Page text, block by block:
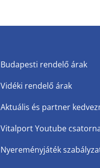
Budapesti rendelő árak
Vidéki rendelő árak
Aktuális és partner
Vitalport Youtube
Nyereményjáték